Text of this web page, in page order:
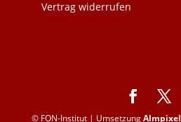
Vertrag widerrufen
© FON-Institut | UmsetzungAlmpixel